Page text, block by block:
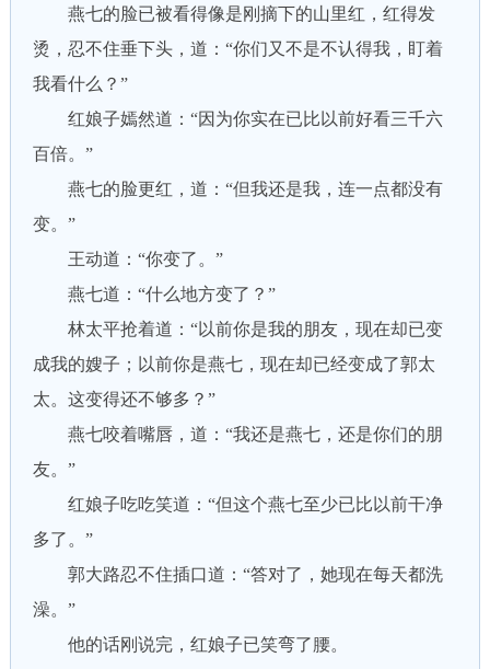
燕七的脸已被看得像是刚摘下的山里红，红得发
烫，忍不住垂下头，道：“你们又不是不认得我，盯着
我看什么？”
红娘子嫣然道：“因为你实在已比以前好看三千六
百倍。”
燕七的脸更红，道：“但我还是我，连一点都没有
变。”
王动道：“你变了。”
燕七道：“什么地方变了？”
林太平抢着道：“以前你是我的朋友，现在却已变
成我的嫂子；以前你是燕七，现在却已经变成了郭太
太。这变得还不够多？”
燕七咬着嘴唇，道：“我还是燕七，还是你们的朋
友。”
红娘子吃吃笑道：“但这个燕七至少已比以前干净
多了。”
郭大路忍不住插口道：“答对了，她现在每天都洗
澡。”
他的话刚说完，红娘子已笑弯了腰。